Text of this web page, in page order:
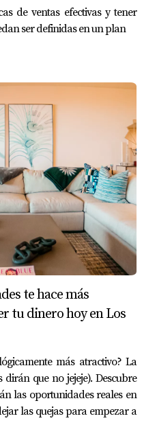
datos reales,
del
San Lucas
días
uno de los mercados
más competitivos.
de ventas efectivas y tener
ser definidas en un plan
te hace más
tu dinero hoy en Los
más atractivo? La
que no jejeje). Descubre
las oportunidades reales en
las quejas para empezar a